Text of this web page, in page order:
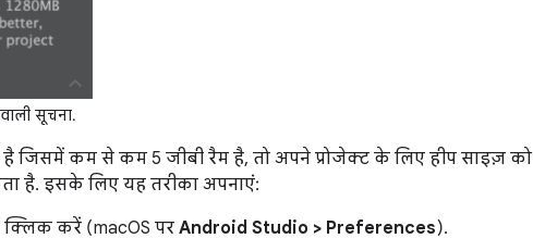
सूचना.
जिसमें कम से कम 5 जीबी रैम है, तो अपने प्रोजेक्ट के लिए हीप साइज़ को
है. इसके लिए यह तरीका अपनाएं:
क्लिक करें (macOS परAndroid Studio > Preferences).